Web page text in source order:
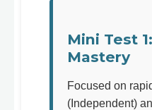
Mini Test
Mastery
Focused on
(Independent)